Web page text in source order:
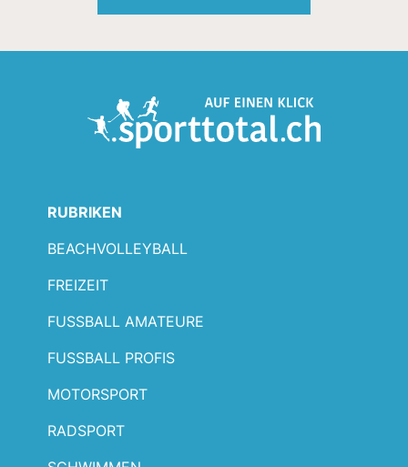
RUBRIKEN
BEACHVOLLEYBALL
FREIZEIT
FUSSBALL AMATEURE
FUSSBALL PROFIS
MOTORSPORT
RADSPORT